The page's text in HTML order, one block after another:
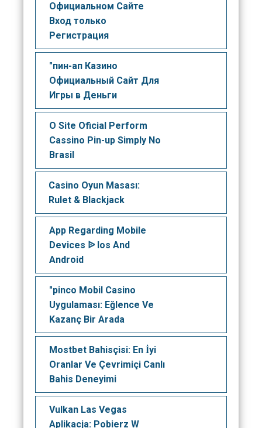
Официальном Сайте
Вход только
Регистрация
"пин-ап Казино
Официальный Сайт Для
Игры в Деньги
O Site Oficial Perform
Cassino Pin-up Simply No
Brasil
Casino Oyun Masası:
Rulet & Blackjack
App Regarding Mobile
Devices ᐉ Ios And
Android
"pinco Mobil Casino
Uygulaması: Eğlence Ve
Kazanç Bir Arada
Mostbet Bahisçisi: En İyi
Oranlar Ve Çevrimiçi Canlı
Bahis Deneyimi
Vulkan Las Vegas
Aplikacja: Pobierz W